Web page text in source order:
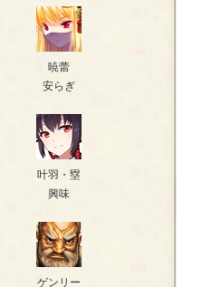
暁蕾
安らぎ
叶羽・塁
興味
ゲンリー